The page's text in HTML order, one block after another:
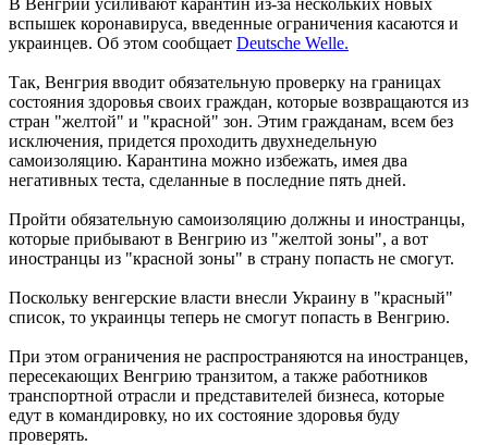
вспышек коронавируса, введенные ограничения касаются и
украинцев. Об этом сообщает Deutsche Welle.
Так, Венгрия вводит обязательную проверку на границах
состояния здоровья своих граждан, которые возвращаются из
стран "желтой" и "красной" зон. Этим гражданам, всем без
исключения, придется проходить двухнедельную
самоизоляцию. Карантина можно избежать, имея два
негативных теста, сделанные в последние пять дней.
Пройти обязательную самоизоляцию должны и иностранцы,
которые прибывают в Венгрию из "желтой зоны", а вот
иностранцы из "красной зоны" в страну попасть не смогут.
Поскольку венгерские власти внесли Украину в "красный"
список, то украинцы теперь не смогут попасть в Венгрию.
При этом ограничения не распространяются на иностранцев,
пересекающих Венгрию транзитом, а также работников
транспортной отрасли и представителей бизнеса, которые
едут в командировку, но их состояние здоровья буду
проверять.